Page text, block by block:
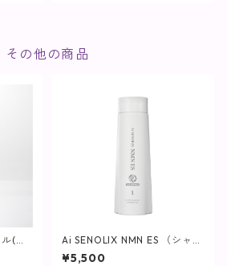
その他の商品
(つ
Ai SENOLIX NMN ES （シャン
プー）
¥5,500